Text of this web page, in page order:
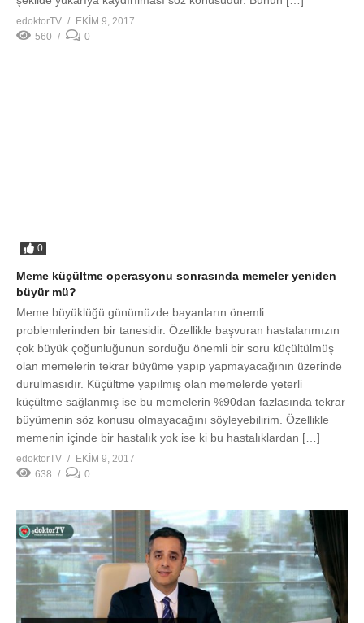
edoktorTV
EKIM 9, 2017
560
0
büyümenin söz konusu olmayacağını söyleyebilirim. Özellikle
EKIM 9, 2017
0
Meme küçültmeden sonra bebeğe süt verilebilir mi?
Meme küçültme ameliyatlarında uygulanan birçok teknik vardır.
Bu teknikler özellikle meme ucunun kaydırılması tekniği veya
meme ucunun bir yama olarak dışarıya alınıp geri konulma
tekniği olarak iki büyük başlığa ayrılabilir. Meme ucunun bir